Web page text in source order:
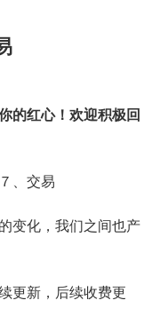
的红心！欢迎积极回
化，我们之间也产
新，后续收费更